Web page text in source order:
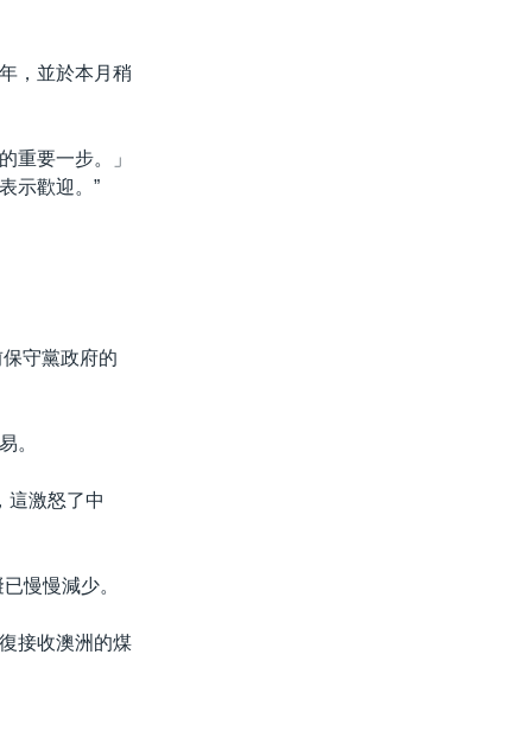
，並於本月稍
重要一步。」
示歡迎。”
守黨政府的
。
這激怒了中
慢慢減少。
接收澳洲的煤